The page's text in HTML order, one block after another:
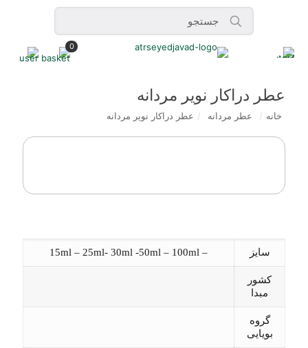
0
عطر دراکار نویر مردانه
خانه / عطر مردانه / عطر دراکار نویر مردانه
سایز – 15ml – 25ml- 30ml -50ml – 100ml
کشور
مبدا
گروه
بویایی